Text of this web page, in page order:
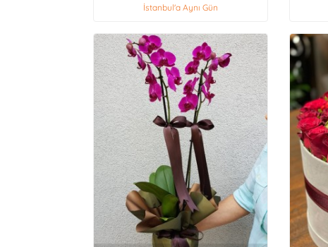
İstanbul'a Aynı Gün